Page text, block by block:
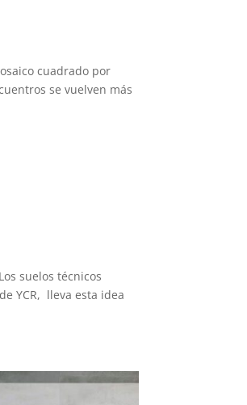
cuadrado por
se vuelven más
suelos técnicos
YCR, lleva esta idea